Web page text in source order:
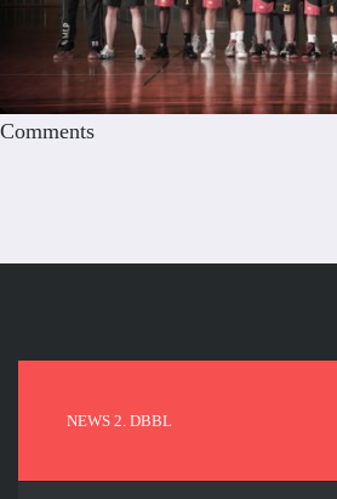
Comments
NEWS 2. DBBL